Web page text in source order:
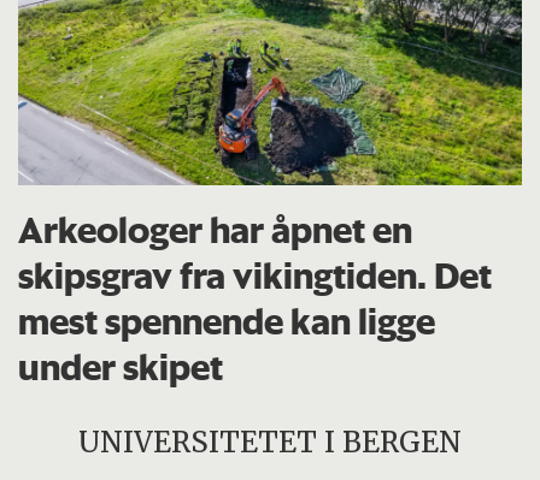
Arkeologer har åpnet en
skipsgrav fra vikingtiden. Det
mest spennende kan ligge
under skipet
UNIVERSITETET I BERGEN